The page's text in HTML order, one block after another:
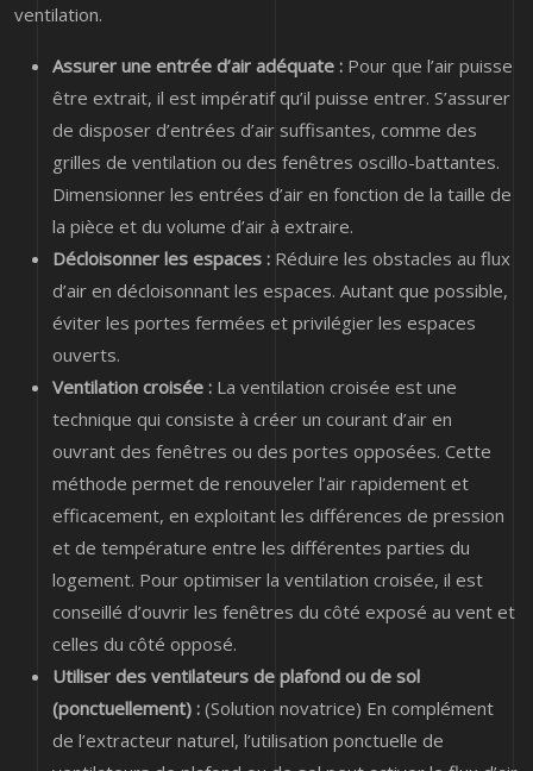
ventilation.
Assurer une entrée d’air adéquate : Pour que l’air puisse
être extrait, il est impératif qu’il puisse entrer. S’assurer
de disposer d’entrées d’air suffisantes, comme des
grilles de ventilation ou des fenêtres oscillo-battantes.
Dimensionner les entrées d’air en fonction de la taille de
la pièce et du volume d’air à extraire.
Décloisonner les espaces : Réduire les obstacles au flux
d’air en décloisonnant les espaces. Autant que possible,
éviter les portes fermées et privilégier les espaces
ouverts.
Ventilation croisée : La ventilation croisée est une
technique qui consiste à créer un courant d’air en
ouvrant des fenêtres ou des portes opposées. Cette
méthode permet de renouveler l’air rapidement et
efficacement, en exploitant les différences de pression
et de température entre les différentes parties du
logement. Pour optimiser la ventilation croisée, il est
conseillé d’ouvrir les fenêtres du côté exposé au vent et
celles du côté opposé.
Utiliser des ventilateurs de plafond ou de sol
(ponctuellement) : (Solution novatrice) En complément
de l’extracteur naturel, l’utilisation ponctuelle de